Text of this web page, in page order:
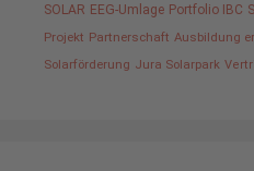
SOLAR EEG-Umlage Portfolio IBC
Projekt Partnerschaft Ausbildung
Solarförderung Jura Solarpark